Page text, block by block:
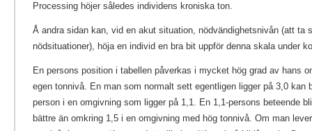
Processing höjer således individens kroniska ton.
Å andra sidan kan, vid en akut situation, nödvändighetsnivån (att ta
nödsituationer), höja en individ en bra bit uppför denna skala under
En persons position i tabellen påverkas i mycket hög grad av hans
egen tonnivå. En man som normalt sett egentligen ligger på 3,0 kan
person i en omgivning som ligger på 1,1. En 1,1-persons beteende
bättre än omkring 1,5 i en omgivning med hög tonnivå. Om man